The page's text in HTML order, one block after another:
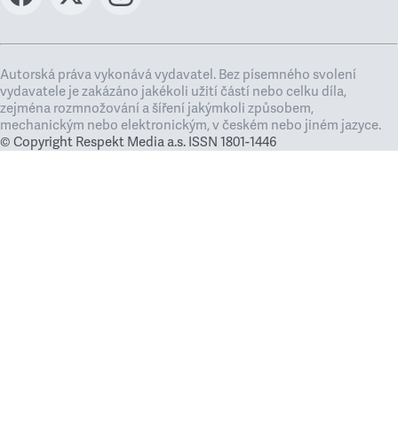
Autorská práva vykonává vydavatel. Bez písemného svolení
vydavatele je zakázáno jakékoli užití částí nebo celku díla,
zejména rozmnožování a šíření jakýmkoli způsobem,
mechanickým nebo elektronickým, v českém nebo jiném jazyce.
© Copyright Respekt Media a.s. ISSN 1801-1446